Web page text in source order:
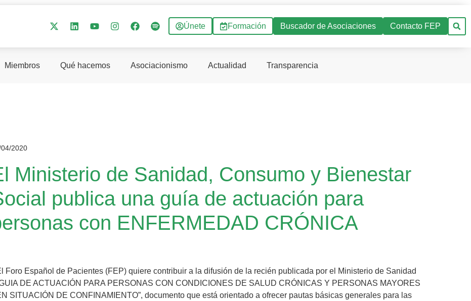
Únete Formación Buscador de Asociaciones Contacto FEP
Miembros Qué hacemos Asociacionismo Actualidad Transparencia
2020
Ministerio de Sanidad, Consumo y Bienestar
publica una guía de actuación para
con ENFERMEDAD CRÓNICA
Foro Español de Pacientes (FEP) quiere contribuir a la difusión de la recién publicada por el Ministerio de Sanidad
DE ACTUACIÓN PARA PERSONAS CON CONDICIONES DE SALUD CRÓNICAS Y PERSONAS MAYORES
SITUACIÓN DE CONFINAMIENTO”, documento que está orientado a ofrecer pautas básicas generales para las